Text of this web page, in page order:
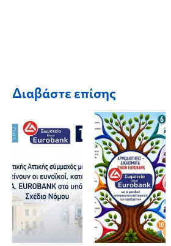
Διαβάστε επίσης